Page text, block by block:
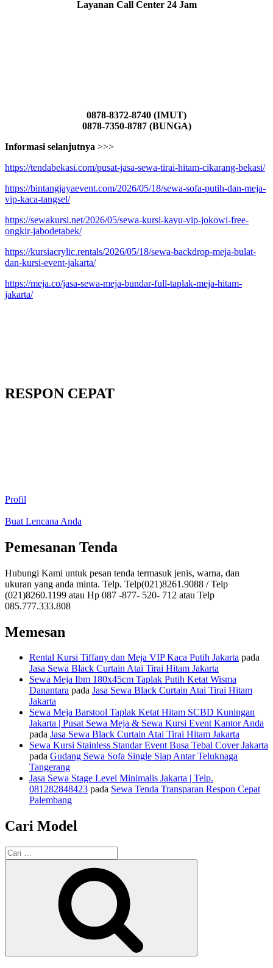
Layanan Call Center 24 Jam
0878-8372-8740 (IMUT)
0878-7350-8787 (BUNGA)
Informasi selanjutnya >>>
https://tendabekasi.com/pusat-jasa-sewa-tirai-hitam-cikarang-bekasi/
https://bintangjayaevent.com/2026/05/18/sewa-sofa-putih-dan-meja-
vip-kaca-tangsel/
https://sewakursi.net/2026/05/sewa-kursi-kayu-vip-jokowi-free-
ongkir-jabodetabek/
https://kursiacrylic.rentals/2026/05/18/sewa-backdrop-meja-bulat-
dan-kursi-event-jakarta/
https://meja.co/jasa-sewa-meja-bundar-full-taplak-meja-hitam-
jakarta/
RESPON CEPAT
Profil
Buat Lencana Anda
Pemesanan Tenda
Hubungi Kami untuk pesan tenda termasuk jenis, warna, dan
ukuran yang anda minta. Telp. Telp(021)8261.9088 / Telp
(021)8260.1199 atau Hp 087 -877- 520- 712 atau Telp
085.777.333.808
Memesan
Rental Kursi Tiffany dan Meja VIP Kaca Putih Jakarta pada
Jasa Sewa Black Curtain Atai Tirai Hitam Jakarta
Sewa Meja Ibm 180x45cm Taplak Putih Ketat Wisma
Danantara pada Jasa Sewa Black Curtain Atai Tirai Hitam
Jakarta
Sewa Meja Barstool Taplak Ketat Hitam SCBD Kuningan
Jakarta | Pusat Sewa Meja & Sewa Kursi Event Kantor Anda
pada Jasa Sewa Black Curtain Atai Tirai Hitam Jakarta
Sewa Kursi Stainless Standar Event Busa Tebal Cover Jakarta
pada Gudang Sewa Sofa Single Siap Antar Teluknaga
Tangerang
Jasa Sewa Stage Level Minimalis Jakarta | Telp.
081282848423 pada Sewa Tenda Transparan Respon Cepat
Palembang
Cari Model
Pencarian
untuk: